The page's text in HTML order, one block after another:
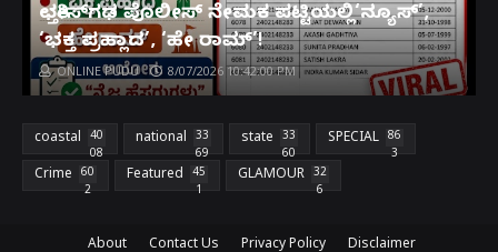
ಛತ್ತೀಸ್‌ಗಢ ಪೊಲೀಸ್ ನೇಮಕ ಪಟ್ಟಿಯಲ್ಲಿ‘ನ್ಯೂಸ್’,
‘ಭಕ್ತ ಪ್ರಹ್ಲಾದ’, ‘ಹೇ ರಾಮ್’!
ONLINE PUDU 8/07/2026 10:42:00 PM
coastal
40
08
national
33
69
state
33
60
SPECIAL
86
3
Crime
60
2
Featured
45
1
GLAMOUR
32
6
About Contact Us Privacy Policy Disclaimer